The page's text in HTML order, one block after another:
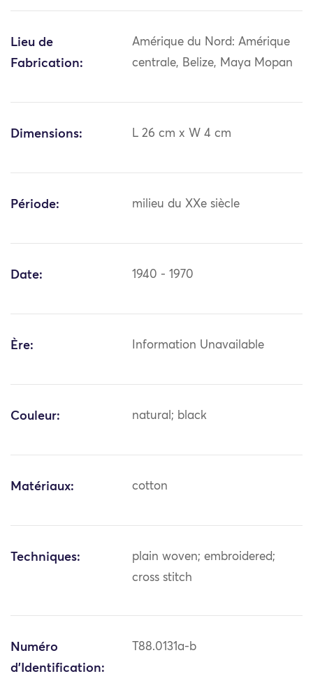
Lieu de
Fabrication:
Amérique du Nord: Amérique
centrale, Belize, Maya Mopan
Dimensions: L 26 cm x W 4 cm
Période: milieu du XXe siècle
Date: 1940 - 1970
Ère: Information Unavailable
Couleur: natural; black
Matériaux: cotton
Techniques:
plain woven; embroidered;
cross stitch
Numéro
d'Identification:
T88.0131a-b